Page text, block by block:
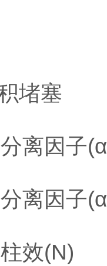
堵塞
离因子
离因子
效(N)